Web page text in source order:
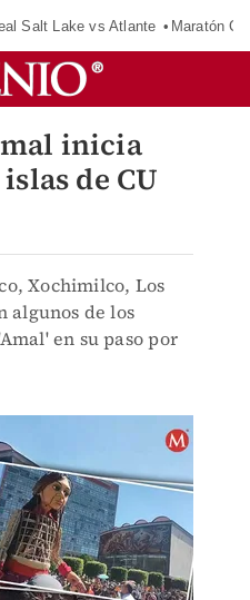
Salt Lake vs Atlante Maratón
inicia
de CU
Xochimilco, Los
algunos de los
en su paso por